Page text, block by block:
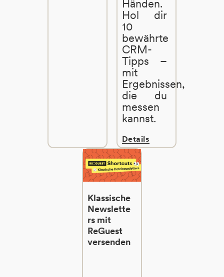
Händen.
Hol dir
10
bewährte
CRM-
Tipps –
mit
Ergebnissen,
die du
messen
kannst.
Details
Klassische
Newslette
rs mit
ReGuest
versenden